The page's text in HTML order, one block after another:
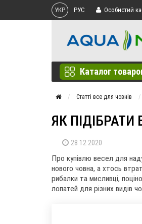
УКР РУС Особистий
Каталог
Статті все для човнів
ЯК
28 12 2020
Про купівлю весел для
нового човна, а хтось
рибалки та мисливці,
лопатей для різних видів